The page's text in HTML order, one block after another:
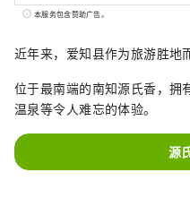
间和整个酒店
本服务包含赞助广告。
近年来，爱知县作为旅游胜地
位于最南端的南知源氏香，拥
温泉等令人难忘的体验。
源